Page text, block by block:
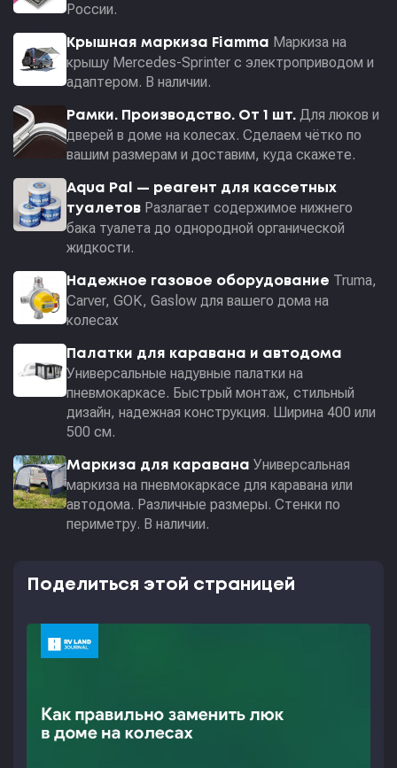
России.
Крышная маркиза Fiamma Маркиза на
крышу Mercedes-Sprinter с электроприводом и
адаптером. В наличии.
Рамки. Производство. От 1 шт. Для люков и
дверей в доме на колесах. Сделаем чётко по
вашим размерам и доставим, куда скажете.
Aqua Pal — pеагент для кассетных
туалетов Разлагает содержимое нижнего
бака туалета до однородной органической
жидкости.
Надежное газовое оборудование Truma,
Carver, GOK, Gaslow для вашего дома на
колесах
Палатки для каравана и автодома
Универсальные надувные палатки на
пневмокаркасе. Быстрый монтаж, стильный
дизайн, надежная конструкция. Ширина 400 или
500 см.
Маркиза для каравана Универсальная
маркиза на пневмокаркасе для каравана или
автодома. Различные размеры. Стенки по
периметру. В наличии.
Поделиться этой страницей